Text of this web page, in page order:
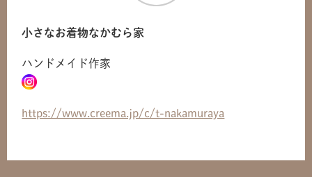
小さなお着物なかむら家
ハンドメイド作家
https://www.creema.jp/c/t-nakamuraya